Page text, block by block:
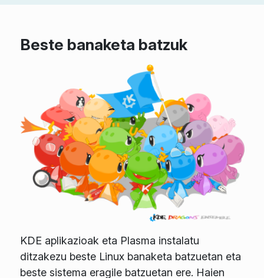
Beste banaketa batzuk
KDE aplikazioak eta Plasma instalatu
ditzakezu beste Linux banaketa batzuetan eta
beste sistema eragile batzuetan ere. Haien